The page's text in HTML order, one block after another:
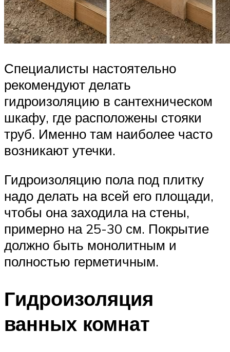
Специалисты настоятельно
рекомендуют делать
гидроизоляцию в сантехническом
шкафу, где расположены стояки
труб. Именно там наиболее часто
возникают утечки.
Гидроизоляцию пола под плитку
надо делать на всей его площади,
чтобы она заходила на стены,
примерно на 25-30 см. Покрытие
должно быть монолитным и
полностью герметичным.
Гидроизоляция
ванных комнат